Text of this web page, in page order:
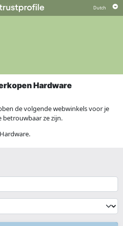
Hardware
de volgende webwinkels voor je
ze zijn.